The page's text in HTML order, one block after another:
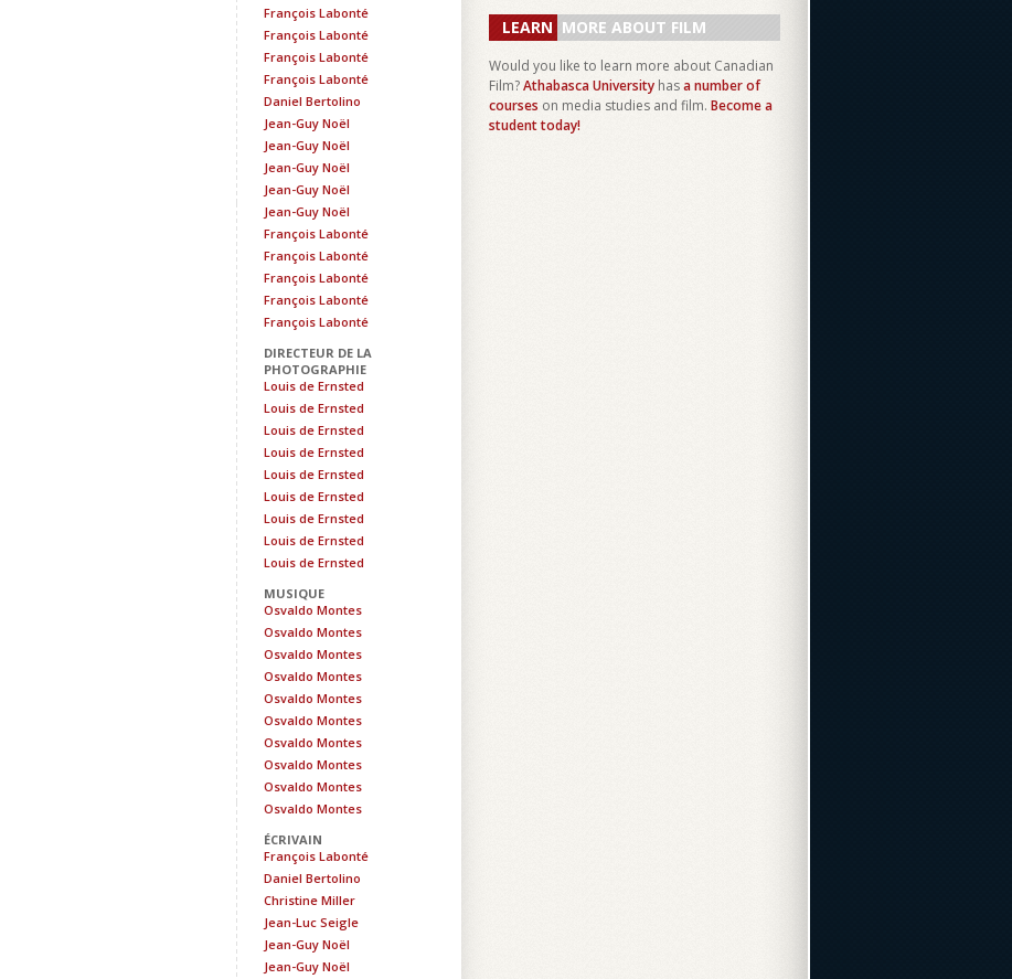
François Labonté
François Labonté
François Labonté
François Labonté
Daniel Bertolino
Jean-Guy Noël
Jean-Guy Noël
Jean-Guy Noël
Jean-Guy Noël
Jean-Guy Noël
François Labonté
François Labonté
François Labonté
François Labonté
François Labonté
DIRECTEUR DE LA
PHOTOGRAPHIE
Louis de Ernsted
Louis de Ernsted
Louis de Ernsted
Louis de Ernsted
Louis de Ernsted
Louis de Ernsted
Louis de Ernsted
Louis de Ernsted
Louis de Ernsted
MUSIQUE
Osvaldo Montes
Osvaldo Montes
Osvaldo Montes
Osvaldo Montes
Osvaldo Montes
Osvaldo Montes
Osvaldo Montes
Osvaldo Montes
Osvaldo Montes
Osvaldo Montes
ÉCRIVAIN
François Labonté
Daniel Bertolino
Christine Miller
Jean-Luc Seigle
Jean-Guy Noël
Jean-Guy Noël
LEARN MORE ABOUT FILM
Would you like to learn more about Canadian
Film?Athabasca University hasa number of
courses on media studies and film. Become a
student today!